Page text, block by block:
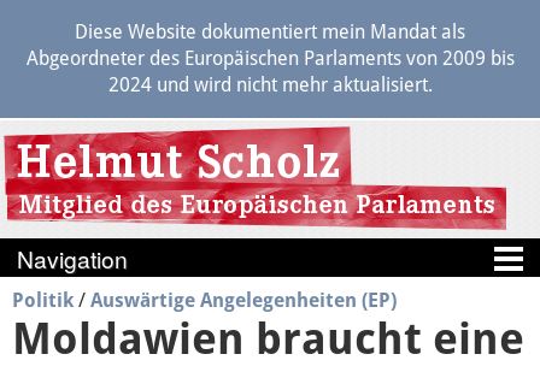
Diese Website dokumentiert mein Mandat als
Abgeordneter des Europäischen Parlaments von 2009 bis
2024 und wird nicht mehr aktualisiert.
Blog
Politik / Auswärtige Angelegenheiten (EP)
Moldawien braucht eine